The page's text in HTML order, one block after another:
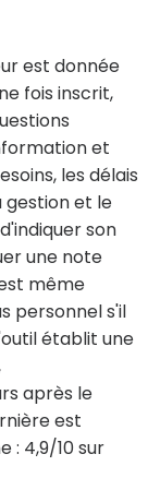
est donnée
fois inscrit,
et
les délais
gestion et le
son
une note
même
personnel s'il
établit une
après le
est
: 4,9/10 sur